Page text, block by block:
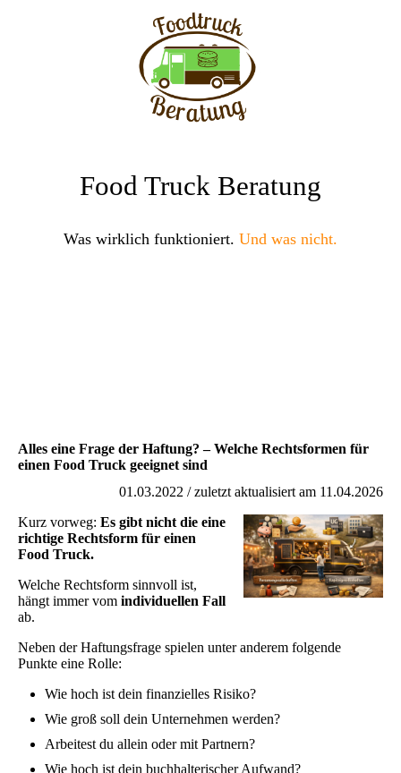
Food Truck Beratung
Was wirklich funktioniert. Und was nicht.
Alles eine Frage der Haftung? – Welche Rechtsformen für
einen Food Truck geeignet sind
01.03.2022 / zuletzt aktualisiert am 11.04.2026
Kurz vorweg: Es gibt nicht die eine
richtige Rechtsform für einen
Food Truck.
Welche Rechtsform sinnvoll ist,
hängt immer vom individuellen Fall
ab.
Neben der Haftungsfrage spielen unter anderem folgende
Punkte eine Rolle:
Wie hoch ist dein finanzielles Risiko?
Wie groß soll dein Unternehmen werden?
Arbeitest du allein oder mit Partnern?
Wie hoch ist dein buchhalterischer Aufwand?